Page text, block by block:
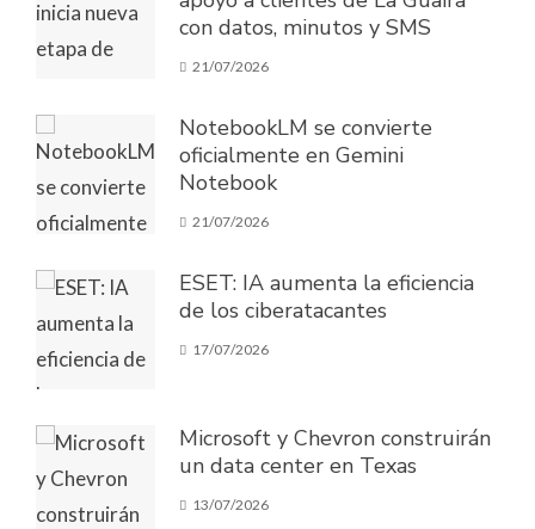
con datos, minutos y SMS
21/07/2026
NotebookLM se convierte
oficialmente en Gemini
Notebook
21/07/2026
ESET: IA aumenta la eficiencia
de los ciberatacantes
17/07/2026
Microsoft y Chevron construirán
un data center en Texas
13/07/2026